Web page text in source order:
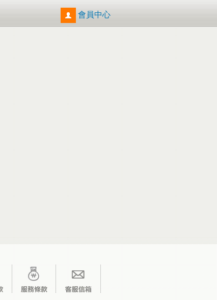
會員中心